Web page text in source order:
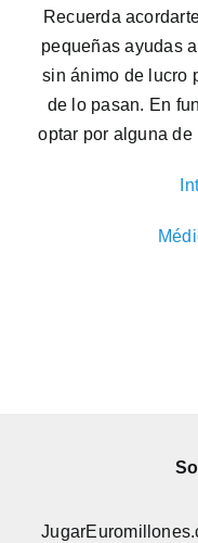
Recuerda
pequeñas ayudas
sin ánimo de lucro
de lo pasan. En
optar por alguna de